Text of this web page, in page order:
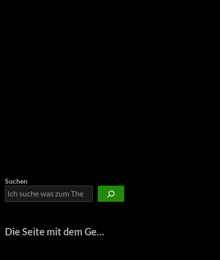
Suchen
Die Seite mit dem Ge…